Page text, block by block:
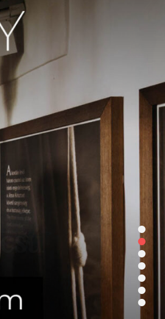
•
•
•
•
•
•
•